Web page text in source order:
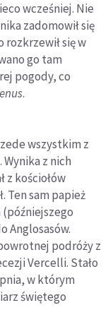
wcześniej. Nie
zadomowił się
się w
go tam
pogody, co
.
wszystkim z
z nich
z kościołów
Ten sam papież
(późniejszego
Anglosasów.
podróży z
Vercelli. Stało
w którym
świętego